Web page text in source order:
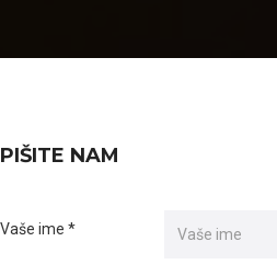
PIŠITE NAM
Vaše ime *